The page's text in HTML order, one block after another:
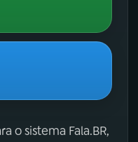
o sistema Fala.BR,